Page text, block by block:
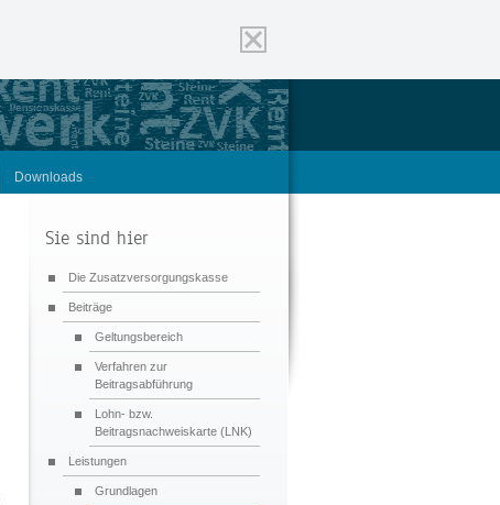
Downloads
Sie sind hier
Die Zusatzversorgungskasse
Beiträge
Geltungsbereich
Verfahren zur
Beitragsabführung
Lohn- bzw.
Beitragsnachweiskarte (LNK)
Leistungen
Grundlagen